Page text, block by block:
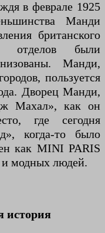
в феврале 1925
Манди
британского
были
Манди,
пользуется
Дворец Манди,
Махал», как он
где сегодня
когда-то было
как MINI PARIS
модных людей.
история